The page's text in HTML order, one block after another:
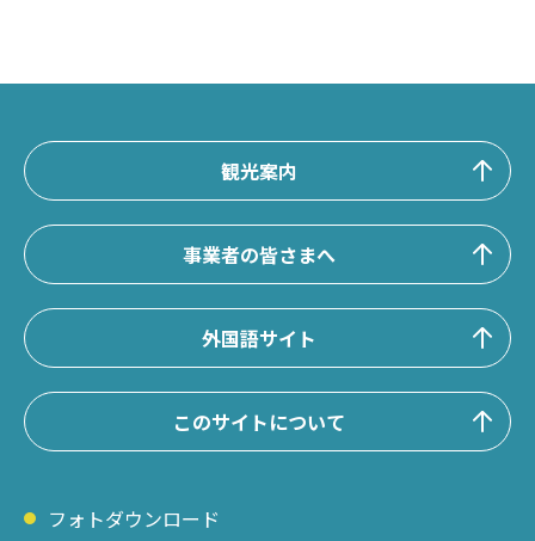
観光案内
事業者の皆さまへ
外国語サイト
このサイトについて
フォトダウンロード